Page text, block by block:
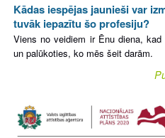
Kādas iespējas jaunieši var
tuvāk iepazītu šo profesiju?
Viens no veidiem ir Ēnu diena,
un palūkoties, ko mēs šeit darām.